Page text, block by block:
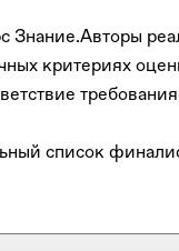
Знание.Авторы
критериях
список